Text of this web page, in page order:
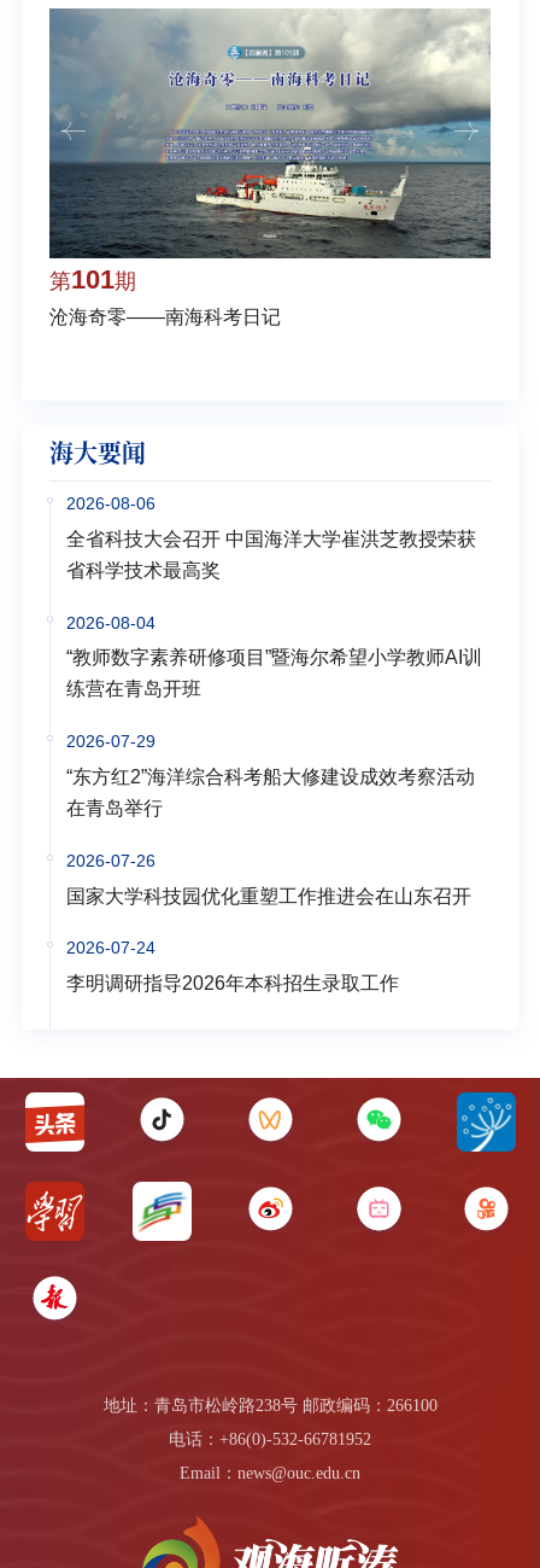
第101期
沧海奇零——南海科考日记
海大要闻
2026-08-06
全省科技大会召开 中国海洋大学崔洪芝教授荣获
省科学技术最高奖
2026-08-04
“教师数字素养研修项目”暨海尔希望小学教师AI训
练营在青岛开班
2026-07-29
“东方红2”海洋综合科考船大修建设成效考察活动
在青岛举行
2026-07-26
国家大学科技园优化重塑工作推进会在山东召开
2026-07-24
李明调研指导2026年本科招生录取工作
地址：青岛市松岭路238号 邮政编码：266100
电话：+86(0)-532-66781952
Email：news@ouc.edu.cn